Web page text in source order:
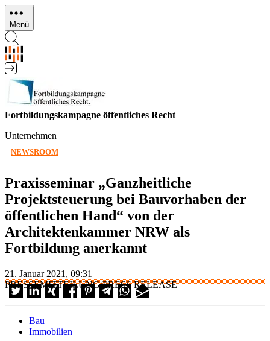
Direkt
zum
Inhalt
Menü
Fortbildungskampagne öffentliches Recht
Unternehmen
NEWSROOM
Praxisseminar „Ganzheitliche
Projektsteuerung bei Bauvorhaben der
öffentlichen Hand“ von der
Architektenkammer NRW als
Fortbildung anerkannt
21. Januar 2021, 09:31
PRESSEMITTEILUNG/PRESS RELEASE
Bau
Immobilien